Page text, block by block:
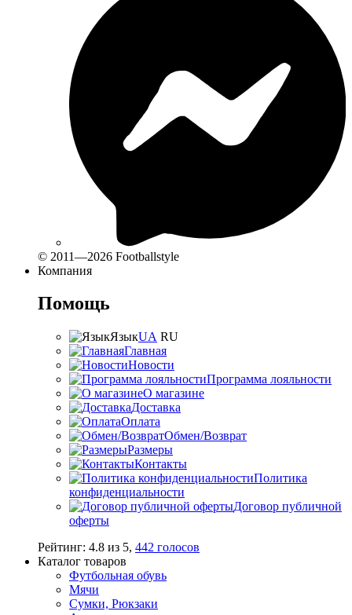
© 2011—2026 Footballstyle
Компания
Помощь
ЯзыкUA RU
Главная
Новости
Программа лояльности
О магазине
Доставка
Оплата
Обмен/Возврат
Размеры
Контакты
Политика
конфиденциальности
Договор публичной
оферты
Рейтинг: 4.8 из 5, 442 голосов
Каталог товаров
Футбольная обувь
Мячи
Сумки, Рюкзаки